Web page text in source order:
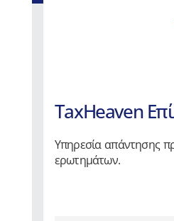
TaxHeaven
Υπηρεσία απάντησης
ερωτημάτων.